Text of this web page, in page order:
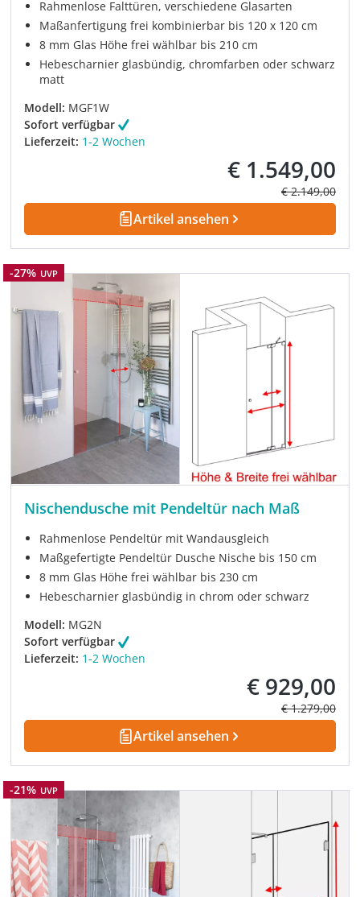
Rahmenlose Falttüren, verschiedene Glasarten
Maßanfertigung frei kombinierbar bis 120 x 120 cm
8 mm Glas Höhe frei wählbar bis 210 cm
Hebescharnier glasbündig, chromfarben oder schwarz
matt
Modell: MGF1W
Sofort verfügbar
Lieferzeit: 1-2 Wochen
Verkaufspreis:
€ 1.549,00
Regulärer
€ 2.149,00
Artikel ansehen
Rabatt
-27% UVP
Nischendusche mit Pendeltür nach Maß
Rahmenlose Pendeltür mit Wandausgleich
Maßgefertigte Pendeltür Dusche Nische bis 150 cm
8 mm Glas Höhe frei wählbar bis 230 cm
Hebescharnier glasbündig in chrom oder schwarz
Modell: MG2N
Sofort verfügbar
Lieferzeit: 1-2 Wochen
Verkaufspreis:
€ 929,00
Regulärer
€ 1.279,00
Artikel ansehen
Rabatt
-21% UVP